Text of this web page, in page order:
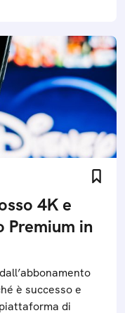
4K e
Premium in
è successo e
di